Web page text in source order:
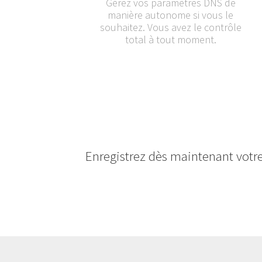
Gérez vos paramètres DNS de
manière autonome si vous le
souhaitez. Vous avez le contrôle
total à tout moment.
Enregistrez dès maintenant